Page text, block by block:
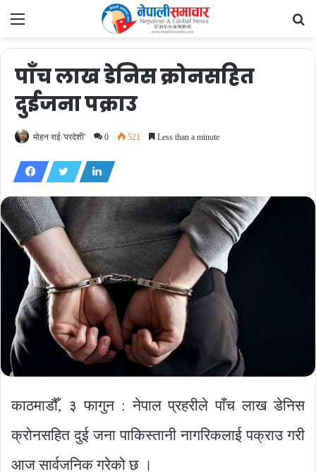
Menu
पाँच लाख डेनिस क्रोनसहित
दुईजना पक्राउ
मोहन राई 'परदेशी' 0 521 Less than a minute
काठमाडौँ, ३ फागुन : नेपाल प्रहरीले पाँच लाख डेनिस
क्रोनसहित दुई जना पाकिस्तानी नागरिकलाई पक्राउ गरी
आज सार्वजनिक गरेको छ ।